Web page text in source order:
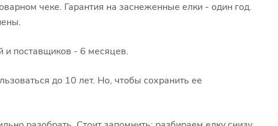
чеке. Гарантия на заснеженные елки - один год.
и поставщиков - 6 месяцев.
до 10 лет. Но, чтобы сохранить ее